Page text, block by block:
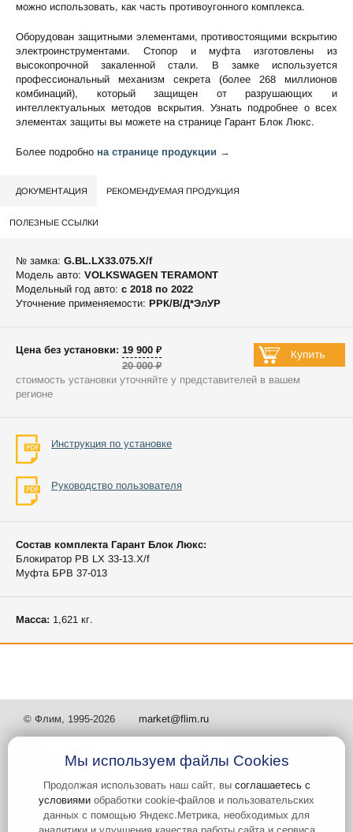
можно использовать, как часть противоугонного комплекса.
Оборудован защитными элементами, противостоящими вскрытию
электроинструментами. Стопор и муфта изготовлены из
высокопрочной закаленной стали. В замке используется
профессиональный механизм секрета (более 268 миллионов
комбинаций), который защищен от разрушающих и
интеллектуальных методов вскрытия. Узнать подробнее о всех
элементах защиты вы можете на странице Гарант Блок Люкс.
Более подробно на странице продукции →
ДОКУМЕНТАЦИЯ РЕКОМЕНДУЕМАЯ ПРОДУКЦИЯ
ПОЛЕЗНЫЕ ССЫЛКИ
№ замка: G.BL.LX33.075.X/f
Модель авто: VOLKSWAGEN TERAMONT
Модельный год авто: c 2018 по 2022
Уточнение применяемости: РРК/В/Д*ЭлУР
Цена без установки: 19 900 ₽
20 000 ₽
стоимость установки уточняйте у представителей в вашем
регионе
Инструкция по установке
Руководство пользователя
Состав комплекта Гарант Блок Люкс:
Блокиратор РВ LX 33-13.X/f
Муфта БРВ 37-013
Масса: 1,621 кг.
© Флим, 1995-2026 market@flim.ru
Задать вопрос Контакты
Мы используем файлы Cookies
Продолжая использовать наш сайт, вы соглашаетесь с
условиями обработки cookie-файлов и пользовательских
данных с помощью Яндекс.Метрика, необходимых для